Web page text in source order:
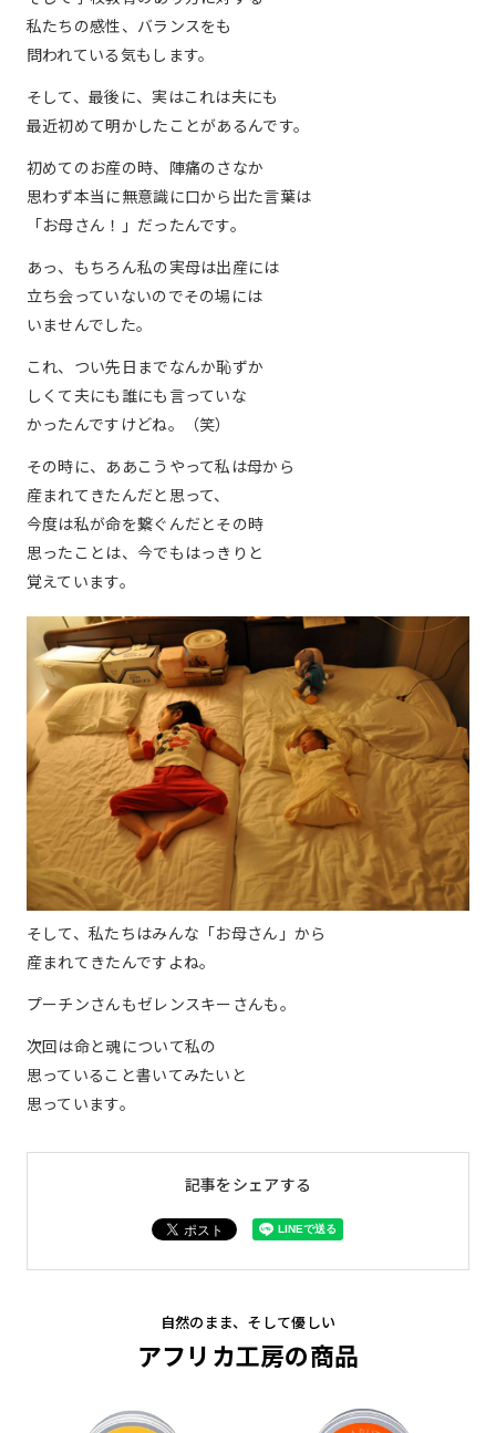
私たちの感性、バランスをも
問われている気もします。
そして、最後に、実はこれは夫にも
最近初めて明かしたことがあるんです。
初めてのお産の時、陣痛のさなか
思わず本当に無意識に口から出た言葉は
「お母さん！」だったんです。
あっ、もちろん私の実母は出産には
立ち会っていないのでその場には
いませんでした。
これ、つい先日までなんか恥ずか
しくて夫にも誰にも言っていな
かったんですけどね。（笑）
その時に、ああこうやって私は母から
産まれてきたんだと思って、
今度は私が命を繋ぐんだとその時
思ったことは、今でもはっきりと
覚えています。
そして、私たちはみんな「お母さん」から
産まれてきたんですよね。
プーチンさんもゼレンスキーさんも。
次回は命と魂について私の
思っていること書いてみたいと
思っています。
記事をシェアする
自然のまま、そして優しい
アフリカ工房の商品